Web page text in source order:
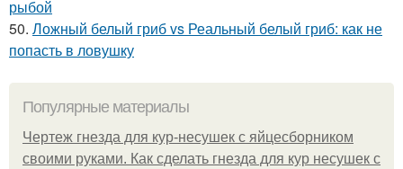
рыбой
50. Ложный белый гриб vs Реальный белый гриб: как не
попасть в ловушку
Популярные материалы
Чертеж гнезда для кур-несушек с яйцесборником
своими руками. Как сделать гнезда для кур несушек с